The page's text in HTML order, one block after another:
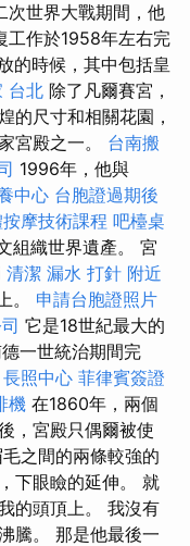
次世界大戰期間，他
工作於1958年左右完
的時候，其中包括皇
台北 除了凡爾賽宮，
的尺寸和相關花園，
宮殿之一。 台南搬
1996年，他與
中心 台胞證過期後
摩技術課程 吧檯桌
組織世界遺產。 宮
清潔 漏水 打針 附近
。 申請台胞證照片
它是18世紀最大的
一世統治期間完
長照中心 菲律賓簽證
機 在1860年，兩個
，宮殿只偶爾被使
之間的兩條較強的
下眼瞼的延伸。 就
的頭頂上。 我沒有
騰。 那是他最後一